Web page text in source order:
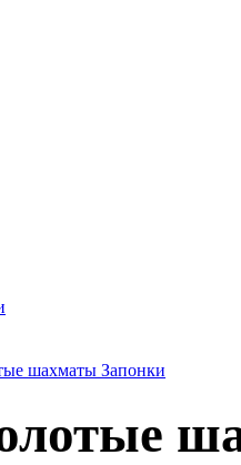
шахматы Запонки